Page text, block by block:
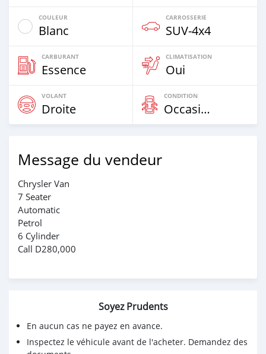
COULEUR
Blanc
CARROSSERIE
SUV‒4x4
CARBURANT
Essence
CLIMATISATION
Oui
VOLANT
Droite
CONDITION
Occasion
Message du vendeur
Chrysler Van
7 Seater
Automatic
Petrol
6 Cylinder
Call D280,000
Soyez Prudents
En aucun cas ne payez en avance.
Inspectez le véhicule avant de l'acheter. Demandez des